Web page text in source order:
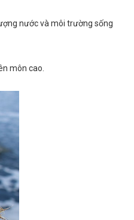
nước và môi trường sống
môn cao.